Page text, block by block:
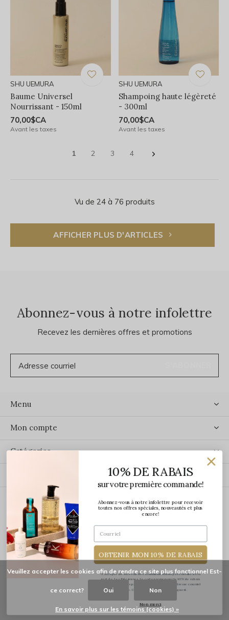
SHU UEMURA
Baume Universel
Nourrissant - 150ml
70,00$CA
Avant les taxes
SHU UEMURA
Shampoing haute légèreté
- 300ml
70,00$CA
Avant les taxes
1 2 3 4
Vu de 24 à 76 produits
AFFICHER PLUS D'ARTICLES
Abonnez-vous à notre infolettre
Recevez les dernières offres et promotions
Menu
Mon compte
Catégories
ÉCRIVEZ-NOUS
© Copyright2026-Les Précieuses
Veuillez accepter les cookies afin de rendre ce site plus fonctionnel Est-
ce correct? Oui Non
En savoir plus sur les témoins (cookies) »
10% DE RABAIS
sur votre première commande!
Abonnez-vous à notre infolettre pour recevoir
toutes nos offres spéciales, nouveautés et plus
encore!
OBTENIR MON 10% DE RABAIS
*J'accepte de recevoir des communications par courriel de la
part de Les Précieuses. Le code promo pour le 10% de rabais
vous sera transmis par courriel une fois votre adresse courriel
confirmée. Certaines exclusions s'appliquent.
Non merci